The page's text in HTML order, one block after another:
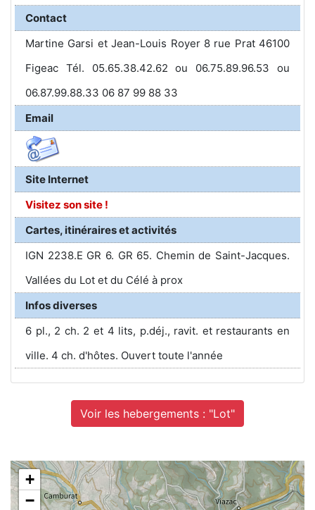
Contact
Martine Garsi et Jean-Louis Royer 8 rue Prat 46100
Figeac Tél. 05.65.38.42.62 ou 06.75.89.96.53 ou
06.87.99.88.33 06 87 99 88 33
Email
Site Internet
Visitez son site !
Cartes, itinéraires et activités
IGN 2238.E GR 6. GR 65. Chemin de Saint-Jacques.
Vallées du Lot et du Célé à prox
Infos diverses
6 pl., 2 ch. 2 et 4 lits, p.déj., ravit. et restaurants en
ville. 4 ch. d'hôtes. Ouvert toute l'année
Voir les hebergements : "Lot"
+
−